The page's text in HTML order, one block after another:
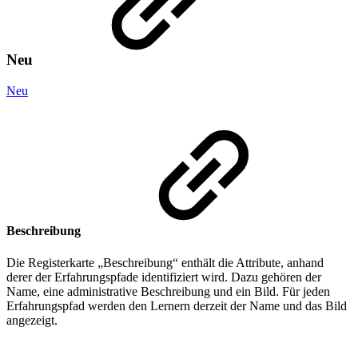
Neu
Neu
Beschreibung
Die Registerkarte „Beschreibung“ enthält die Attribute, anhand
derer der Erfahrungspfade identifiziert wird. Dazu gehören der
Name, eine administrative Beschreibung und ein Bild. Für jeden
Erfahrungspfad werden den Lernern derzeit der Name und das Bild
angezeigt.